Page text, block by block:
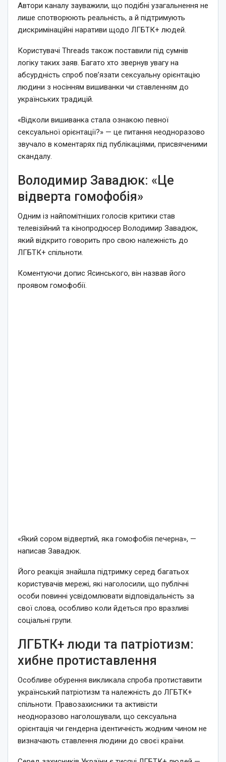
Автори каналу зауважили, що подібні узагальнення не
лише спотворюють реальність, а й підтримують
дискримінаційні наративи щодо ЛГБТК+ людей.
Користувачі Threads також поставили під сумнів
логіку таких заяв. Багато хто звернув увагу на
абсурдність спроб пов’язати сексуальну орієнтацію
людини з носінням вишиванки чи ставленням до
українських традицій.
«Відколи вишиванка стала ознакою певної
сексуальної орієнтації?» — це питання неодноразово
звучало в коментарях під публікаціями, присвяченими
скандалу.
Володимир Завадюк: «Це
відверта гомофобія»
Одним із найпомітніших голосів критики став
телевізійний та кінопродюсер Володимир Завадюк,
який відкрито говорить про свою належність до
ЛГБТК+ спільноти.
Коментуючи допис Ясинського, він назвав його
проявом гомофобії.
«Який сором відвертий, яка гомофобія печерна», —
написав Завадюк.
Його реакція знайшла підтримку серед багатьох
користувачів мережі, які наголосили, що публічні
особи повинні усвідомлювати відповідальність за
свої слова, особливо коли йдеться про вразливі
соціальні групи.
ЛГБТК+ люди та патріотизм:
хибне протиставлення
Особливе обурення викликала спроба протиставити
український патріотизм та належність до ЛГБТК+
спільноти. Правозахисники та активісти
неодноразово наголошували, що сексуальна
орієнтація чи гендерна ідентичність жодним чином не
визначають ставлення людини до своєї країни.